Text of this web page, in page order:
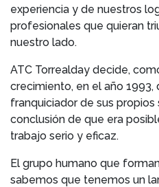
experiencia y de nuestros
profesionales que quieran
nuestro lado.
ATC Torrealday decide,
crecimiento, en el año 1993,
franquiciador de sus
conclusión de que era
trabajo serio y eficaz.
El grupo humano que
sabemos que tenemos un